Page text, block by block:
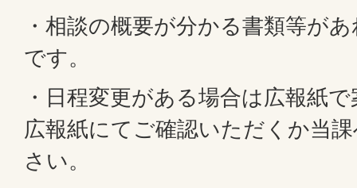
・相談の概要が分かる書類等が
です。
・日程変更がある場合は広報紙
広報紙にてご確認いただくか当
さい。